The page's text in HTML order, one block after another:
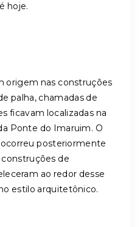
hoje.
origem nas construções
palha, chamadas de
ficavam localizadas na
Ponte do Imaruim. O
posteriormente
de
ao redor desse
estilo arquitetônico.